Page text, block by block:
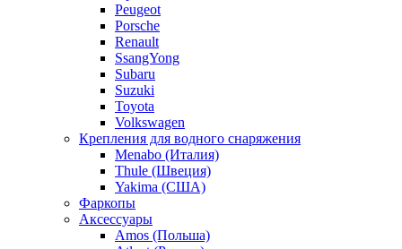
Peugeot
Porsche
Renault
SsangYong
Subaru
Suzuki
Toyota
Volkswagen
Крепления для водного снаряжения
Menabo (Италия)
Thule (Швеция)
Yakima (США)
Фаркопы
Аксессуары
Amos (Польша)